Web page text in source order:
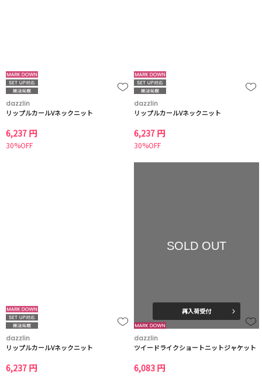
dazzlin
リップルカールVネックニット
6,237 円
30%OFF
dazzlin
リップルカールVネックニット
6,237 円
30%OFF
dazzlin
リップルカールVネックニット
6,237 円
SOLD OUT
再入荷受付
dazzlin
ツイードライクショートニットジャケット
6,083 円